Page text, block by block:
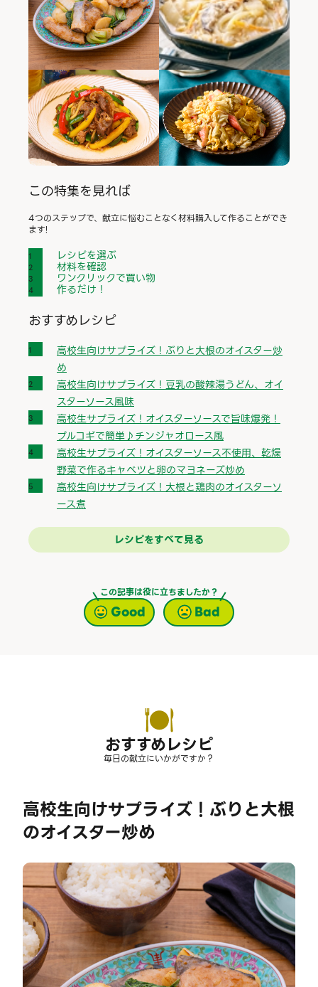
この特集を見れば
4つのステップで、献立に悩むことなく材料購入して作ることができ
ます!
レシピを選ぶ
材料を確認
ワンクリックで買い物
作るだけ！
おすすめレシピ
高校生向けサプライズ！ぶりと大根のオイスター炒
め
高校生向けサプライズ！豆乳の酸辣湯うどん、オイ
スターソース風味
高校生サプライズ！オイスターソースで旨味爆発！
プルコギで簡単♪チンジャオロース風
高校生サプライズ！オイスターソース不使用、乾燥
野菜で作るキャベツと卵のマヨネーズ炒め
高校生向けサプライズ！大根と鶏肉のオイスターソ
ース煮
レシピをすべて見る
この記事は役に立ちましたか？
Good Bad
おすすめレシピ
毎日の献立にいかがですか？
高校生向けサプライズ！ぶりと大根
のオイスター炒め